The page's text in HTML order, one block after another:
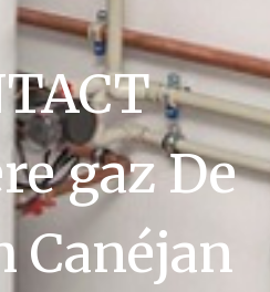
gaz De
Canéjan